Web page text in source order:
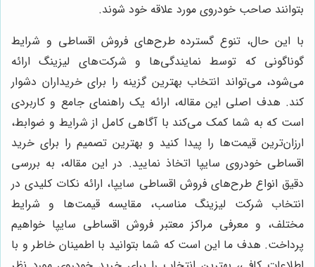
بتوانند صاحب خودروی مورد علاقه خود شوند.
با این حال، تنوع گسترده طرح‌های فروش اقساطی و شرایط
گوناگونی که توسط نمایندگی‌ها و شرکت‌های لیزینگ ارائه
می‌شود، می‌تواند انتخاب بهترین گزینه را برای خریداران دشوار
کند. هدف اصلی این مقاله، ارائه یک راهنمای جامع و کاربردی
است که به شما کمک می‌کند با آگاهی کامل از شرایط و ضوابط،
ارزان‌ترین قیمت‌ها را پیدا کنید و بهترین تصمیم را برای خرید
اقساطی خودروی سایپا اتخاذ نمایید. در این مقاله، به بررسی
دقیق انواع طرح‌های فروش اقساطی سایپا، ارائه نکات کلیدی در
انتخاب شرکت لیزینگ مناسب، مقایسه قیمت‌ها و شرایط
مختلف، و معرفی مراکز معتبر فروش اقساطی سایپا خواهیم
پرداخت. هدف ما این است که شما بتوانید با اطمینان خاطر و با